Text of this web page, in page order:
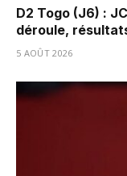
D2 Togo (J6) :
déroule,
5 AOÛT 2026